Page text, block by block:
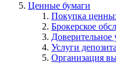
Ценные бумаги
Покупка
Брокерское
Доверительное
Услуги
Организация